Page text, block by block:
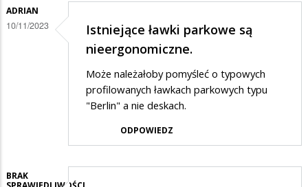
ADRIAN
10/11/2023
Istniejące ławki parkowe są
nieergonomiczne.
Może należałoby pomyśleć o typowych
profilowanych ławkach parkowych typu
"Berlin" a nie deskach.
ODPOWIEDZ
BRAK